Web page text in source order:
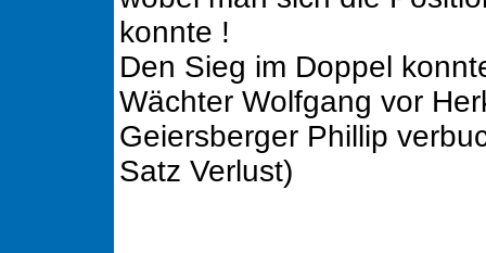
konnte !
Den Sieg im Doppel
Wächter Wolfgang vor
Geiersberger Phillip
Satz Verlust)